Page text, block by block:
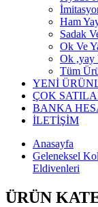
Ham
Sadak
Ok Ve
Ok ,yay
Tüm
YENİ
ÇOK
BANKA
İLETİŞİM
Anasayfa
Geleneksel
Eldivenleri
ÜRÜN